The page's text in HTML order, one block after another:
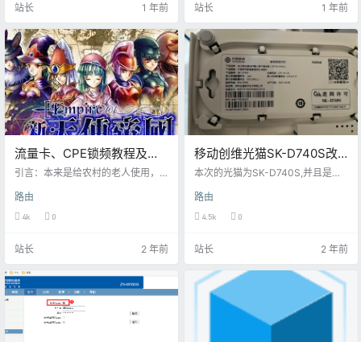
下光猫背面的mac地址，该光猫的m
ac地址就是3C1060203C00,请记
录该值一会要用到 2.打开telnet 打
开浏览器输入该地址 http://192.168.
1.1/cgi-bin/telnetenab…
站长 1 年前
om/adguardhome/release/AdGuar
dHome_linux_armv7.tar.gz tar -zxv
f AdGuardH…
站长 1 年前
流量卡、CPE锁频教程及工
具分享
引言：本来是给农村的老人使用，
号好些，流量卡，一个月180G，本
来是用的蒲公英的4g路由器，卡的
转，测速能到12M左右，我搜了下
老家附近只有电信的B5频段，B5的
网速最高也就20M，暂时也就不再
折腾了，后续如果再折腾就考虑再
弄一张卡叠加网速了。 近期折腾这
些东东的时候下载了不少好工具，
有电脑端的也有安…
路由
4k 0
站长 2 年前
移动创维光猫SK-D740S改
桥接过程
本次的光猫为SK-D740S,并且是移
进入后台后,发现有连接,但是只有一
条拨号上网的,并且无法修改,通过修
er,明显不是修改桥接的地方 看了网
上的教程都试了下不是联通的宽带,
就是教程已失效,就在纠结的时候突
然发现一个帖子说的这个方法可以.
这个方法跟我之前发的方法一样<
路由
4.5k 0
站长 2 年前